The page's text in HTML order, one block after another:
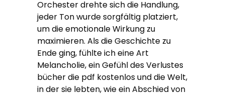
Orchester drehte sich die Handlung,
jeder Ton wurde sorgfältig platziert,
um die emotionale Wirkung zu
maximieren. Als die Geschichte zu
Ende ging, fühlte ich eine Art
Melancholie, ein Gefühl des Verlustes
bücher die pdf kostenlos und die Welt,
in der sie lebten, wie ein Abschied von